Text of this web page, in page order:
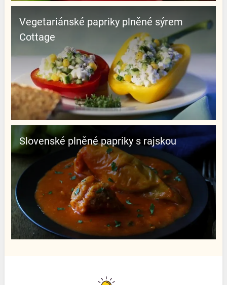
Vegetariánské papriky plněné sýrem
Cottage
Slovenské plněné papriky s rajskou